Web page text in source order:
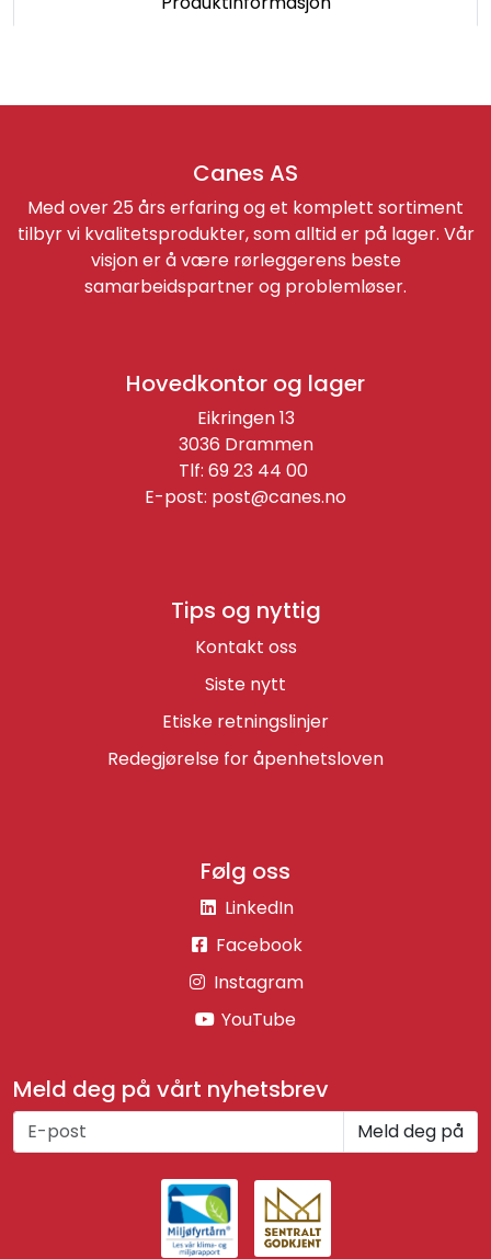
Canes AS
Med over 25 års erfaring og et komplett sortiment
tilbyr vi kvalitetsprodukter, som alltid er på lager. Vår
visjon er å være rørleggerens beste
samarbeidspartner og problemløser.
Meld deg på vårt nyhetsbrev
Meld deg på
Tips og nyttig
Kontakt oss
Siste nytt
Etiske retningslinjer
Redegjørelse for åpenhetsloven
Følg oss
LinkedIn
Facebook
Instagram
YouTube
Hovedkontor og lager
Eikringen 13
3036 Drammen
Tlf: 69 23 44 00
E-post: post@canes.no